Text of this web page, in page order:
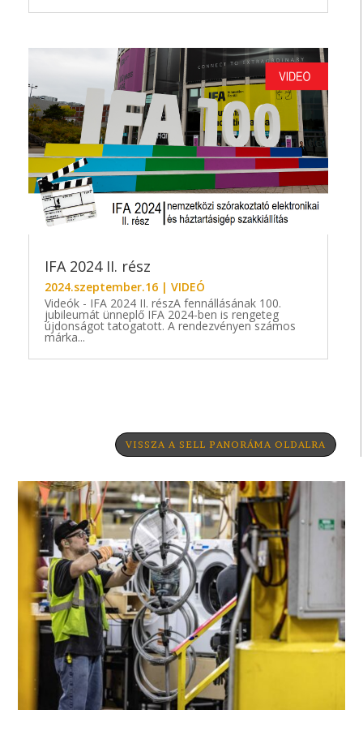
IFA 2024 II. rész
2024.szeptember.16 |VIDEÓ
Videók - IFA 2024 II. részA fennállásának 100.
jubileumát ünneplő IFA 2024-ben is rengeteg
újdonságot tatogatott. A rendezvényen számos
márka...
VISSZA A SELL PANORÁMA OLDALRA